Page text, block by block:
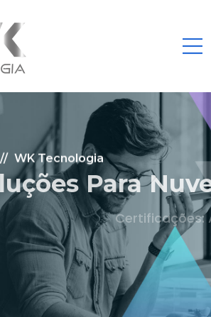
WK Tecnologia
Para Nuvem.
AWS Partner, Microsoft Gold
Fale Conosco